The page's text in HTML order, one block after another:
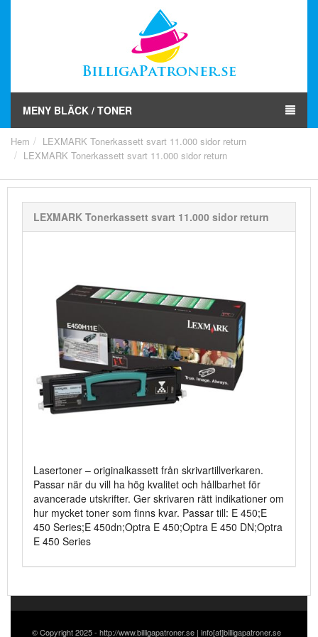
MENY BLÄCK / TONER
Hem
LEXMARK Tonerkassett svart 11.000 sidor return
LEXMARK Tonerkassett svart 11.000 sidor return
LEXMARK Tonerkassett svart 11.000 sidor return
Lasertoner – originalkassett från skrivartillverkaren.
Passar när du vill ha hög kvalitet och hållbarhet för
avancerade utskrifter. Ger skrivaren rätt indikationer om
hur mycket toner som finns kvar. Passar till: E 450;E
450 Series;E 450dn;Optra E 450;Optra E 450 DN;Optra
E 450 Series
© Copyright 2025 - http://www.billigapatroner.se | info[at]billigapatroner.se